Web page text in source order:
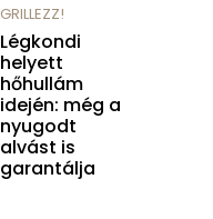
GRILLEZZ!
Légkondi
helyett
hőhullám
idején: még a
nyugodt
alvást is
garantálja